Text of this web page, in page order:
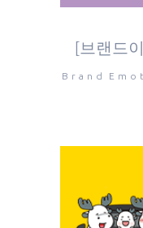
[브랜드
Brand